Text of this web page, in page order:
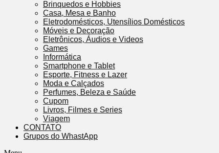
Brinquedos e Hobbies
Casa, Mesa e Banho
Eletrodomésticos, Utensílios Domésticos
Móveis e Decoração
Eletrônicos, Áudios e Videos
Games
Informática
Smartphone e Tablet
Esporte, Fitness e Lazer
Moda e Calçados
Perfumes, Beleza e Saúde
Cupom
Livros, Filmes e Series
Viagem
CONTATO
Grupos do WhastApp